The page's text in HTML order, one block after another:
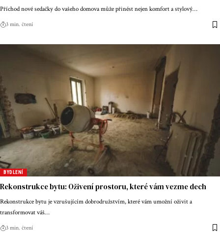
Příchod nové sedačky do vašeho domova může přinést nejen komfort a stylový…
3 min. čtení
BYDLENÍ
Rekonstrukce bytu: Oživení prostoru, které vám vezme dech
Rekonstrukce bytu je vzrušujícím dobrodružstvím, které vám umožní oživit a
transformovat váš…
3 min. čtení